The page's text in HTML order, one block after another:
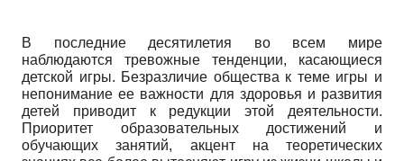
В последние десятилетия во всем мире
наблюдаются тревожные тенденции, касающиеся
детской игры. Безразличие общества к теме игры и
непонимание ее важности для здоровья и развития
детей приводит к редукции этой деятельности.
Приоритет образовательных достижений и
обучающих занятий, акцент на теоретических